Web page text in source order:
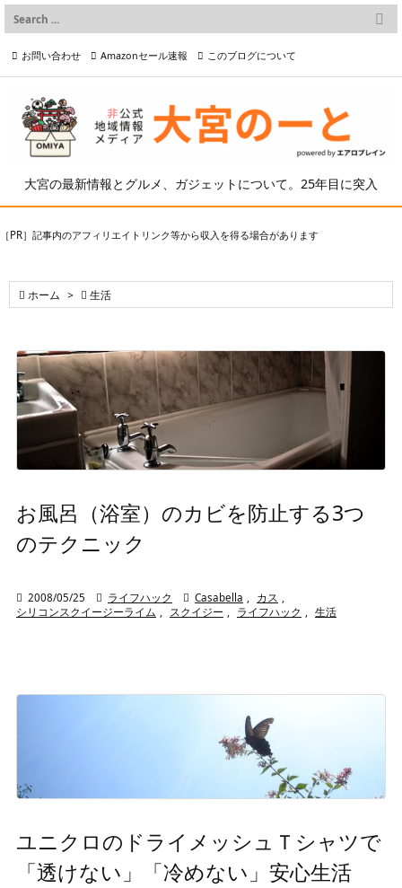
大宮の最新情報とグルメ、ガジェットについて。25年目に突入

メニュー

検索
お問い合わせ Amazonセール速報 このブログについて
プライバシーポリシー等
［PR］記事内のアフィリエイトリンク等から収入を得る場合があります
 ホーム >  生活
お風呂（浴室）のカビを防止する3つ
のテクニック
 2008/05/25  ライフハック  Casabella カス
シリコンスクイージーライム
スクイジー ライフハック 生活
ユニクロのドライメッシュＴシャツで
「透けない」「冷めない」安心生活